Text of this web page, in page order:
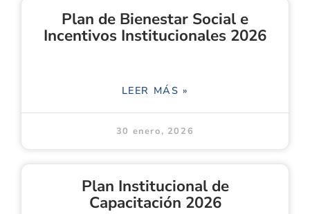
Plan de Bienestar Social e
Incentivos Institucionales 2026
LEER MÁS »
30 enero, 2026
Plan Institucional de
Capacitación 2026